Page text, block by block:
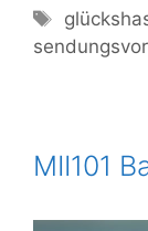
MII101